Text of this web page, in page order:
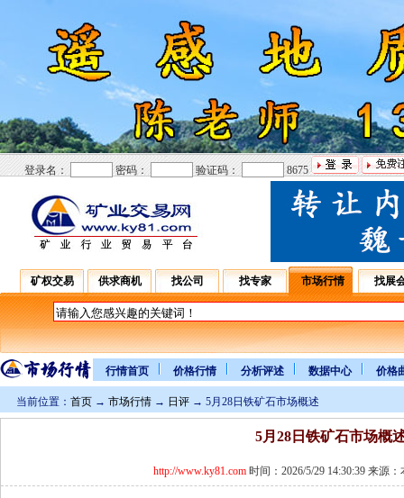
登录名： 密码： 验证码： 8675
矿权交易 供求商机 找公司 找专家 市场行情 找展
行情首页 价格行情 分析评述 数据中心 价格
当前位置： 首页 → 市场行情 → 日评 → 5月28日铁矿石市场概述
5月28日铁矿石市场概
http://www.ky81.com时间：2026/5/29 14:30:39 来源